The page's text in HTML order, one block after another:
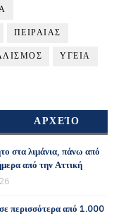
ΠΕΙΡΑΙΑΣ
ΥΓΕΙΑ
ΑΡΧΕΊΟ
στα λιμάνια, πάνω από
από την Αττική
περισσότερα από 1.000